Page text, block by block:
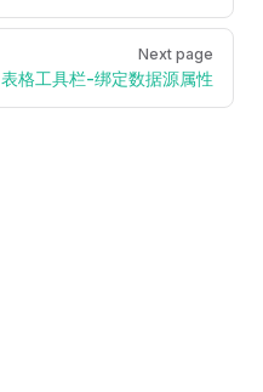
Next page
表格工具栏-绑定数据源属性